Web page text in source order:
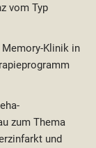
vom Typ
Memory-Klinik in
zum Thema
und